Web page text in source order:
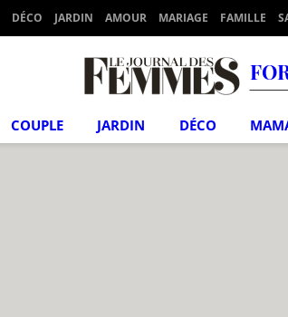
DÉCO JARDIN AMOUR MARIAGE FAMILLE
COUPLE JARDIN DÉCO